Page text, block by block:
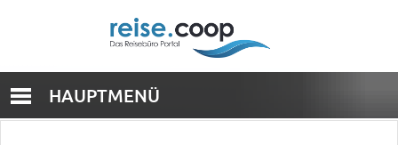
HAUPTMENÜ